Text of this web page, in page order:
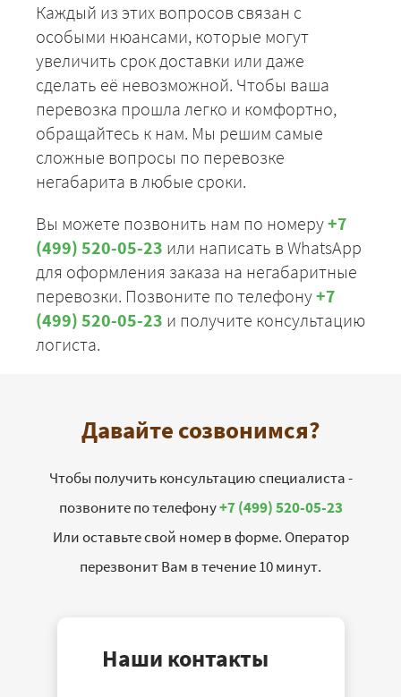
Каждый из этих вопросов связан с
особыми нюансами, которые могут
увеличить срок доставки или даже
сделать её невозможной. Чтобы ваша
перевозка прошла легко и комфортно,
обращайтесь к нам. Мы решим самые
сложные вопросы по перевозке
негабарита в любые сроки.
Вы можете позвонить нам по номеру+7
(499) 520-05-23 или написать в WhatsApp
для оформления заказа на негабаритные
перевозки. Позвоните по телефону+7
(499) 520-05-23 и получите консультацию
логиста.
Давайте созвонимся?
Чтобы получить консультацию специалиста -
позвоните по телефону+7 (499) 520-05-23
Или оставьте свой номер в форме. Оператор
перезвонит Вам в течение 10 минут.
Наши контакты